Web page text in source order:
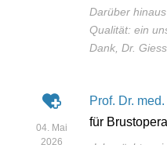
Darüber
Qualität: ein
Dank, Dr.
04. Mai
2026
Prof. Dr.
für